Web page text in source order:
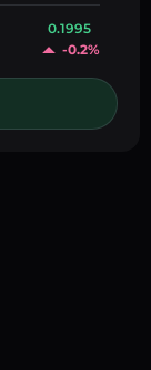
0.1995
-0.2%